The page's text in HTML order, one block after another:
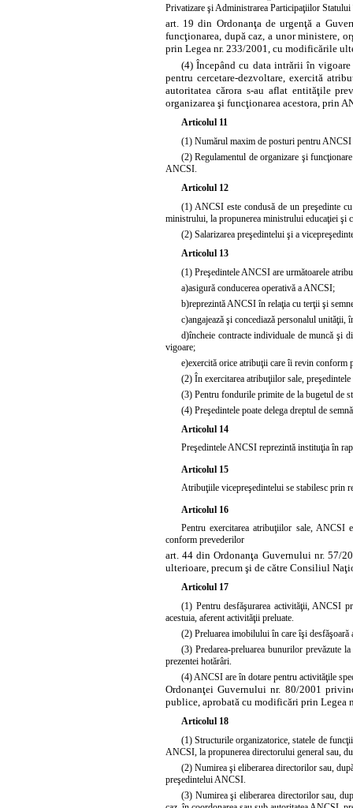
Privatizare şi Administrarea Participaţiilor
art. 19 din Ordonanţa de urgenţă a
funcţionarea, după caz, a unor ministere,
prin Legea nr. 233/2001, cu modificările
(4) Începând cu data intrării în
pentru cercetare-dezvoltare, exercită
autoritatea cărora s-au aflat entităţile
organizarea şi funcţionarea acestora, prin
Articolul 11
(1) Numărul maxim de posturi pentru ANCSI
(2) Regulamentul de organizare şi
ANCSI.
Articolul 12
(1) ANCSI este condusă de un preşedinte
ministrului, la propunerea ministrului educaţiei şi
(2) Salarizarea preşedintelui şi a
Articolul 13
(1) Preşedintele ANCSI are următoarele
a)asigură conducerea operativă a ANCSI;
b)reprezintă ANCSI în relaţia cu terţii şi
c)angajează şi concediază personalul unităţii,
d)încheie contracte individuale de muncă şi
vigoare;
e)exercită orice atribuţii care îi revin conform
(2) În exercitarea atribuţiilor sale,
(3) Pentru fondurile primite de la bugetul de
(4) Preşedintele poate delega dreptul de
Articolul 14
Preşedintele ANCSI reprezintă instituţia în
Articolul 15
Atribuţiile vicepreşedintelui se stabilesc prin
Articolul 16
Pentru exercitarea atribuţiilor sale, ANCSI
conform prevederilor
art. 44 din Ordonanţa Guvernului nr. 57/
ulterioare, precum şi de către Consiliul
Articolul 17
(1) Pentru desfăşurarea activităţii, ANCSI
acestuia, aferent activităţii preluate.
(2) Preluarea imobilului în care îşi
(3) Predarea-preluarea bunurilor prevăzute
prezentei hotărâri.
(4) ANCSI are în dotare pentru activităţile
Ordonanţei Guvernului nr. 80/2001
publice, aprobată cu modificări prin Legea
Articolul 18
(1) Structurile organizatorice, statele de
ANCSI, la propunerea directorului general sau,
(2) Numirea şi eliberarea directorilor sau,
preşedintelui ANCSI.
(3) Numirea şi eliberarea directorilor sau,